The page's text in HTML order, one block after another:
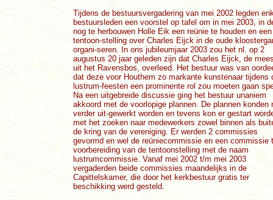
Tijdens de bestuursvergadering van mei 2002 legden
bestuursleden een voorstel op tafel om in mei 2003, in
nog te herbouwen Holle Eik een reünie te houden en een
tentoon-stelling over Charles Eijck in de oude
organi-seren. In ons jubileumjaar 2003 zou het nl. op 2
augustus 20 jaar geleden zijn dat Charles Eijck, de
uit het Ravensbos, overleed. Het bestuur was van
dat deze voor Houthem zo markante kunstenaar tijdens
lustrum-feesten een prominente rol zou moeten gaan
Na een uitgebreide discussie ging het bestuur unaniem
akkoord met de voorlopige plannen. De plannen konden
verder uit-gewerkt worden en tevens kon er gestart
met het zoeken naar medewerkers zowel binnen als
de kring van de vereniging. Er werden 2 commissies
gevormd en wel de reüniecommissie en een commissie
voorbereiding van de tentoonstelling met de naam
lustrumcommissie. Vanaf mei 2002 t/m mei 2003
vergaderden beide commissies maandelijks in de
Capittelskamer, die door het kerkbestuur gratis ter
beschikking werd gesteld.